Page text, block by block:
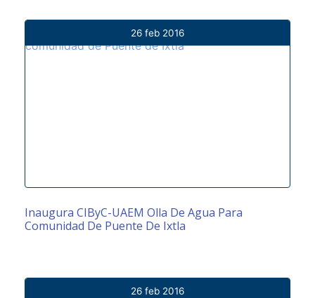
26 feb 2016
Inaugura CIByC-UAEM Olla De Agua Para
Comunidad De Puente De Ixtla
26 feb 2016